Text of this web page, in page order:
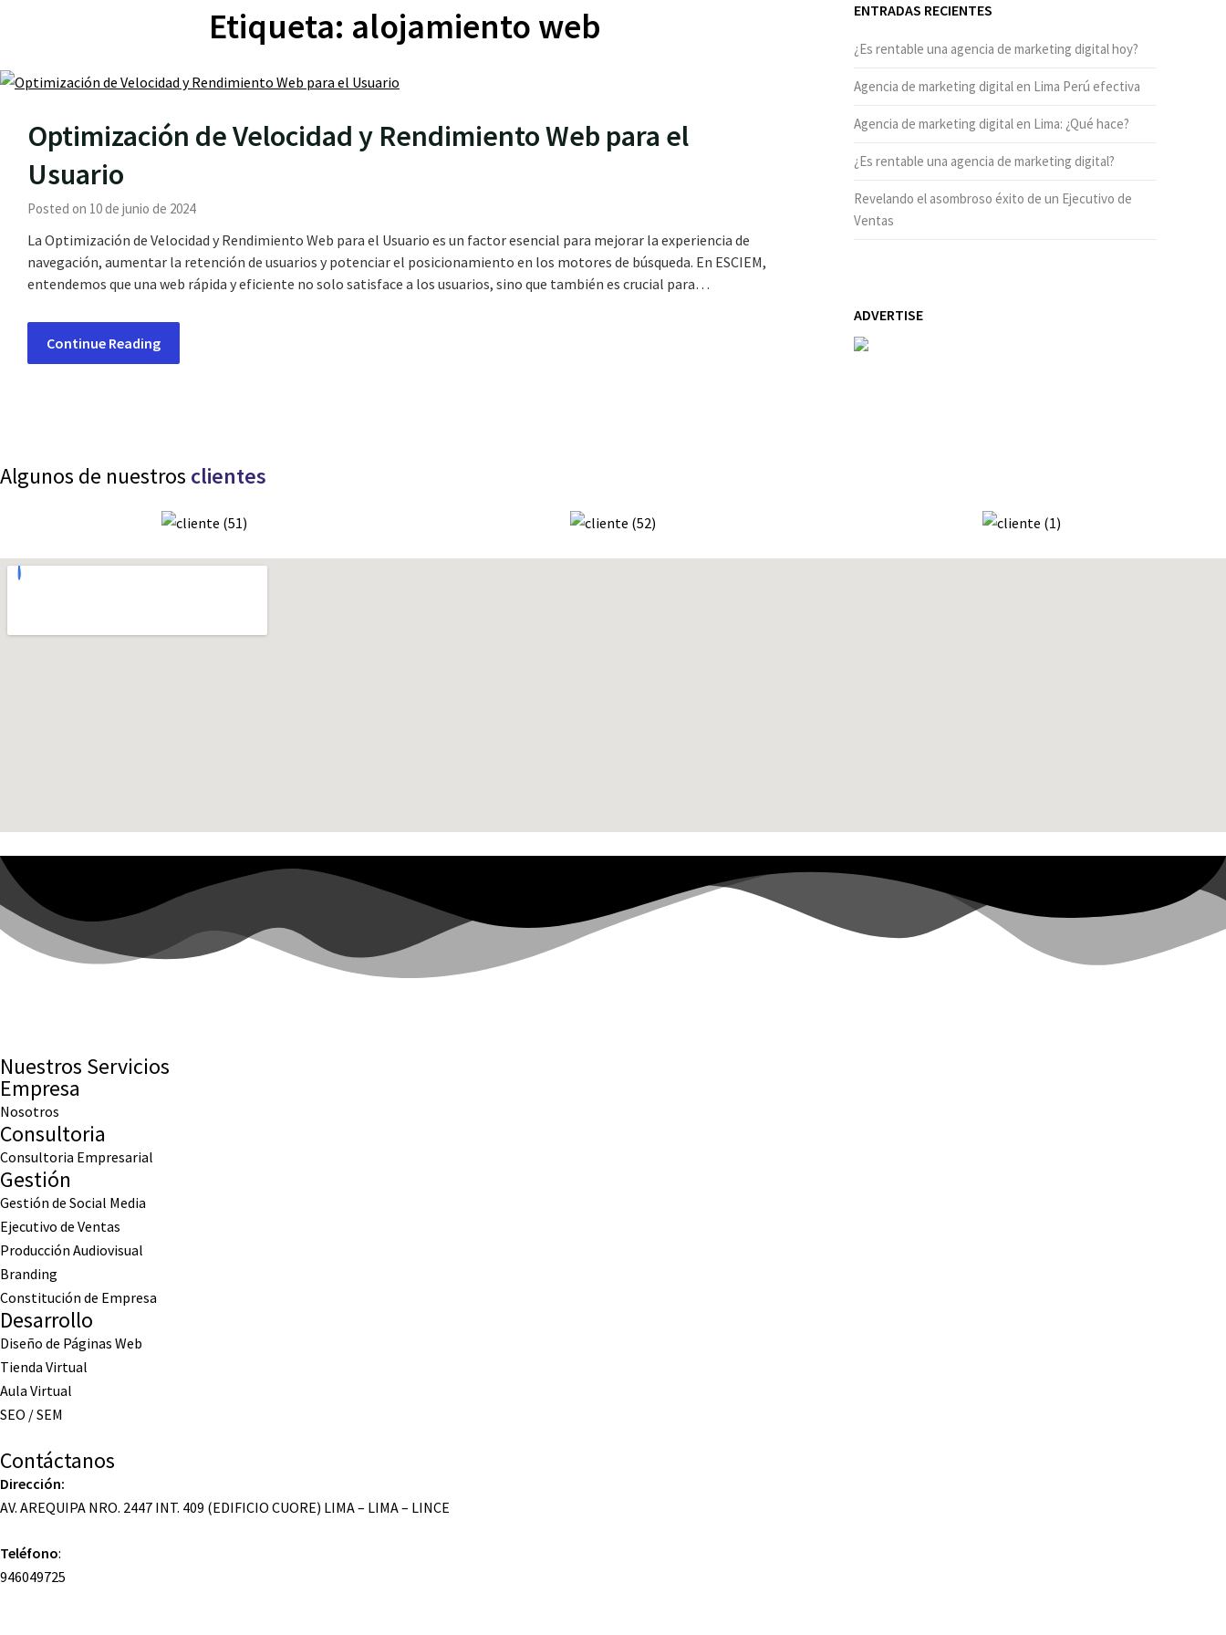
Etiqueta: alojamiento web
Optimización de Velocidad y Rendimiento Web para el
Usuario
Posted on 10 de junio de 2024
La Optimización de Velocidad y Rendimiento Web para el Usuario es un factor esencial para mejorar la experiencia de
navegación, aumentar la retención de usuarios y potenciar el posicionamiento en los motores de búsqueda. En ESCIEM,
entendemos que una web rápida y eficiente no solo satisface a los usuarios, sino que también es crucial para…
Continue Reading
ENTRADAS RECIENTES
¿Es rentable una agencia de marketing digital hoy?
Agencia de marketing digital en Lima Perú efectiva
Agencia de marketing digital en Lima: ¿Qué hace?
¿Es rentable una agencia de marketing digital?
Revelando el asombroso éxito de un Ejecutivo de
Ventas
ADVERTISE
Algunos de nuestros clientes
Nuestros Servicios
Empresa
Nosotros
Consultoria
Consultoria Empresarial
Gestión
Gestión de Social Media
Ejecutivo de Ventas
Producción Audiovisual
Branding
Constitución de Empresa
Desarrollo
Diseño de Páginas Web
Tienda Virtual
Aula Virtual
SEO / SEM
Contáctanos
Dirección:
AV. AREQUIPA NRO. 2447 INT. 409 (EDIFICIO CUORE) LIMA – LIMA – LINCE
Teléfono:
946049725